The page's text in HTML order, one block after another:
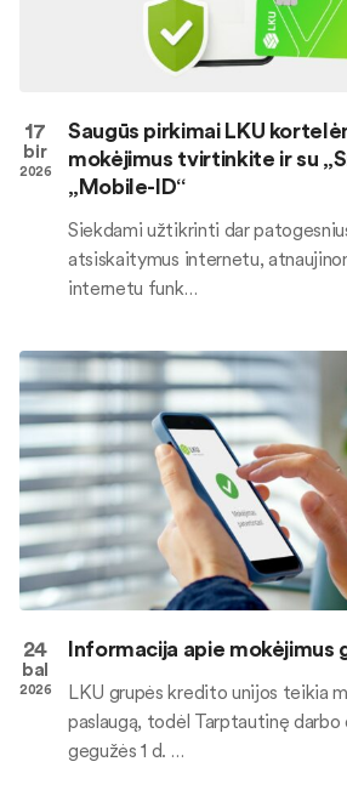
17
bir
2026
Saugūs pirkimai LKU
mokėjimus tvirtinkite ir su
„Mobile-ID“
Siekdami užtikrinti dar
atsiskaitymus internetu,
internetu funk…
24
bal
2026
Informacija apie mokėjimus
LKU grupės kredito unijos teikia
paslaugą, todėl Tarptautinę
gegužės 1 d. …